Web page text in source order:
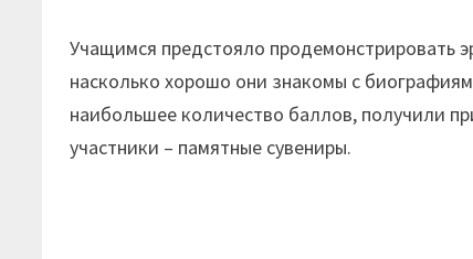
Учащимся предстояло продемонстрировать
насколько хорошо они знакомы с
наибольшее количество баллов, получили
участники – памятные сувениры.